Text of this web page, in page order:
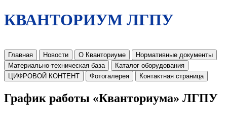
КВАНТОРИУМ ЛГПУ
Главная Новости О Кванториуме
Нормативные документы
Материально-техническая база
Каталог оборудования
ЦИФРОВОЙ КОНТЕНТ
Фотогалерея Контактная страница
График работы «Кванториума» ЛГПУ